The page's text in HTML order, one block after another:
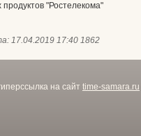
"Ростелекома"
17.04.2019 17:40 1862
на сайт time-samara.ru